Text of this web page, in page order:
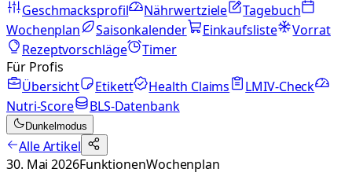
Geschmacksprofil
Nährwertziele
Tagebuch
Wochenplan
Saisonkalender Einkaufsliste
Vorrat
Rezeptvorschläge
Timer
Für Profis
Übersicht
Etikett Health Claims
LMIV-Check
Nutri-Score
BLS-Datenbank
Dunkelmodus
Alle Artikel
30. Mai 2026FunktionenWochenplan